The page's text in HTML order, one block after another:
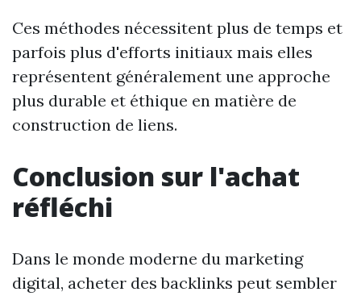
Ces méthodes nécessitent plus de temps et
parfois plus d'efforts initiaux mais elles
représentent généralement une approche
plus durable et éthique en matière de
construction de liens.
Conclusion sur l'achat
réfléchi
Dans le monde moderne du marketing
digital, acheter des backlinks peut sembler